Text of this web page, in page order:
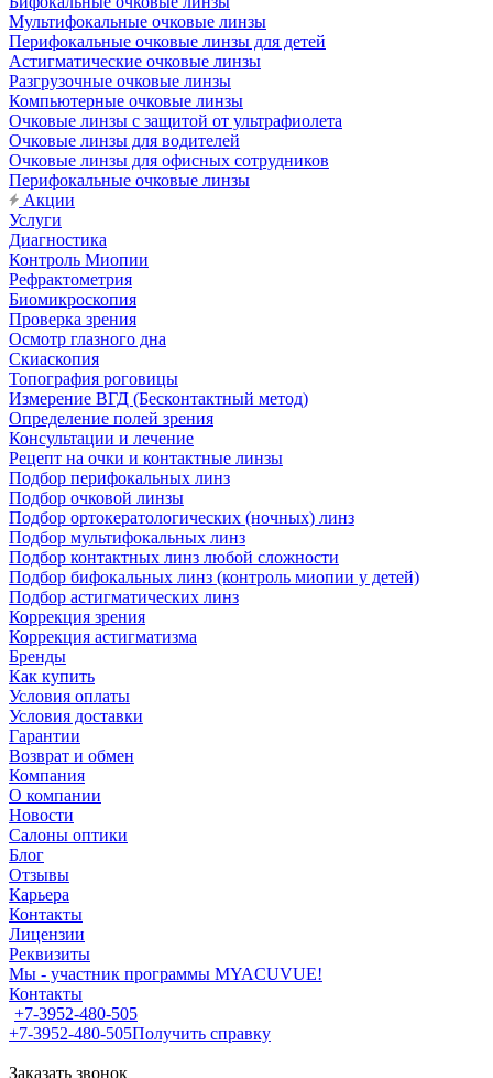
Мультифокальные очковые линзы
Перифокальные очковые линзы для детей
Астигматические очковые линзы
Разгрузочные очковые линзы
Компьютерные очковые линзы
Очковые линзы с защитой от ультрафиолета
Очковые линзы для водителей
Очковые линзы для офисных сотрудников
Перифокальные очковые линзы
Акции
Услуги
Диагностика
Контроль Миопии
Рефрактометрия
Биомикроскопия
Проверка зрения
Осмотр глазного дна
Скиаскопия
Топография роговицы
Измерение ВГД (Бесконтактный метод)
Определение полей зрения
Консультации и лечение
Рецепт на очки и контактные линзы
Подбор перифокальных линз
Подбор очковой линзы
Подбор ортокератологических (ночных) линз
Подбор мультифокальных линз
Подбор контактных линз любой сложности
Подбор бифокальных линз (контроль миопии у детей)
Подбор астигматических линз
Коррекция зрения
Коррекция астигматизма
Бренды
Как купить
Условия оплаты
Условия доставки
Гарантии
Возврат и обмен
Компания
О компании
Новости
Салоны оптики
Блог
Отзывы
Карьера
Контакты
Лицензии
Реквизиты
Мы - участник программы MYACUVUE!
Контакты
+7-3952-480-505
+7-3952-480-505Получить справку
Заказать звонок